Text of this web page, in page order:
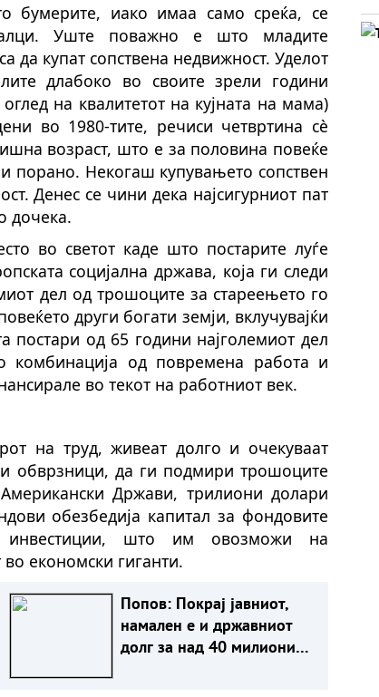
бумерите, иако имаа само среќа, се
Уште поважно е што младите
да купат сопствена недвижност. Уделот
длабоко во своите зрели години
на квалитетот на кујната на мама)
во 1980-тите, речиси четвртина сè
возраст, што е за половина повеќе
порано. Некогаш купувањето сопствен
Денес се чини дека најсигурниот пат
дочека.
во светот каде што постарите луѓе
социјална држава, која ги следи
дел од трошоците за стареењето го
други богати земји, вклучувајќи
постари од 65 години најголемиот дел
комбинација од повремена работа и
во текот на работниот век.
на труд, живеат долго и очекуваат
обврзници, да ги подмири трошоците
Држави, трилиони долари
обезбедија капитал за фондовите
што им овозможи на
економски гиганти.
Попов: Покрај јавниот,
намален е и државниот
долг за над 40 милиони